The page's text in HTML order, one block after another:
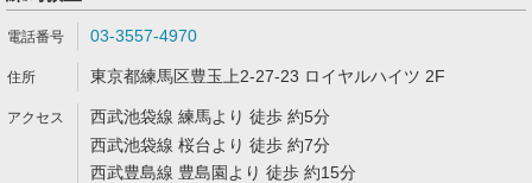
03-3557-4970
東京都練馬区豊玉上2-27-23 ロイヤルハイツ 2F
西武池袋線 練馬より 徒歩 約5分
西武池袋線 桜台より 徒歩 約7分
西武豊島線 豊島園より 徒歩 約15分